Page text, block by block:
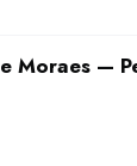
Moraes —